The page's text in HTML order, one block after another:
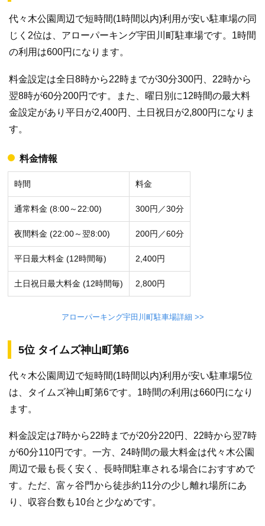
代々木公園周辺で短時間(1時間以内)利用が安い駐車場の同
じく2位は、アローパーキング宇田川町駐車場です。1時間
の利用は600円になります。
料金設定は全日8時から22時までが30分300円、22時から
翌8時が60分200円です。また、曜日別に12時間の最大料
金設定があり平日が2,400円、土日祝日が2,800円になりま
す。
料金情報
時間 料金
通常料金 (8:00～22:00) 300円／30分
夜間料金 (22:00～翌8:00) 200円／60分
平日最大料金 (12時間毎) 2,400円
土日祝日最大料金 (12時間毎) 2,800円
アローパーキング宇田川町駐車場詳細 >>
5位 タイムズ神山町第6
代々木公園周辺で短時間(1時間以内)利用が安い駐車場5位
は、タイムズ神山町第6です。1時間の利用は660円になり
ます。
料金設定は7時から22時までが20分220円、22時から翌7時
が60分110円です。一方、24時間の最大料金は代々木公園
周辺で最も長く安く、長時間駐車される場合におすすめで
す。ただ、富ヶ谷門から徒歩約11分の少し離れ場所にあ
り、収容台数も10台と少なめです。